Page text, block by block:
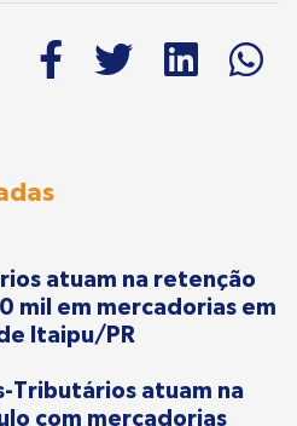
atuam na retenção
mil em mercadorias em
Itaipu/PR
Tributários atuam na
com mercadorias